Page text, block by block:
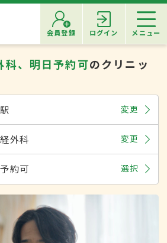
会員登録 ログイン メニュー
科、明日予約可のクリニッ
変更
外科 変更
約可 選択